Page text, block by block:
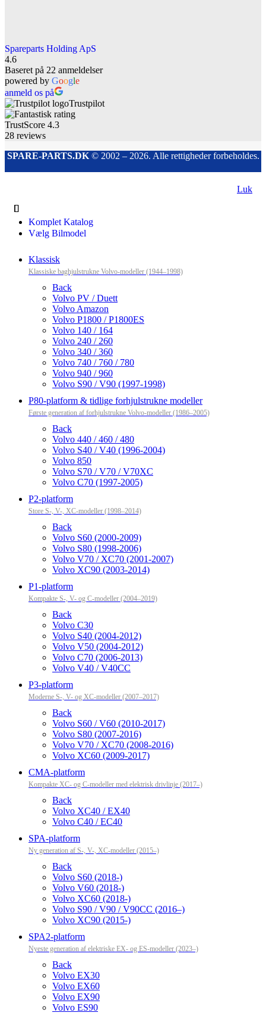
Spareparts Holding ApS
4.6
Baseret på 22 anmeldelser
powered by Google
anmeld os på
Trustpilot
TrustScore 4.3
28 reviews
SPARE-PARTS.DK© 2002 – 2026. Alle rettigheder forbeholdes.
Luk
Komplet Katalog
Vælg Bilmodel
Klassisk
Klassiske baghjulstrukne Volvo-modeller (1944–1998)
Back
Volvo PV / Duett
Volvo Amazon
Volvo P1800 / P1800ES
Volvo 140 / 164
Volvo 240 / 260
Volvo 340 / 360
Volvo 740 / 760 / 780
Volvo 940 / 960
Volvo S90 / V90 (1997-1998)
P80-platform & tidlige forhjulstrukne modeller
Første generation af forhjulstrukne Volvo-modeller (1986–2005)
Back
Volvo 440 / 460 / 480
Volvo S40 / V40 (1996-2004)
Volvo 850
Volvo S70 / V70 / V70XC
Volvo C70 (1997-2005)
P2-platform
Store S-, V-, XC-modeller (1998–2014)
Back
Volvo S60 (2000-2009)
Volvo S80 (1998-2006)
Volvo V70 / XC70 (2001-2007)
Volvo XC90 (2003-2014)
P1-platform
Kompakte S-, V- og C-modeller (2004–2019)
Back
Volvo C30
Volvo S40 (2004-2012)
Volvo V50 (2004-2012)
Volvo C70 (2006-2013)
Volvo V40 / V40CC
P3-platform
Moderne S-, V- og XC-modeller (2007–2017)
Back
Volvo S60 / V60 (2010-2017)
Volvo S80 (2007-2016)
Volvo V70 / XC70 (2008-2016)
Volvo XC60 (2009-2017)
CMA-platform
Kompakte XC- og C-modeller med elektrisk drivlinje (2017–)
Back
Volvo XC40 / EX40
Volvo C40 / EC40
SPA-platform
Ny generation af S-, V-, XC-modeller (2015–)
Back
Volvo S60 (2018-)
Volvo V60 (2018-)
Volvo XC60 (2018-)
Volvo S90 / V90 / V90CC (2016–)
Volvo XC90 (2015-)
SPA2-platform
Nyeste generation af elektriske EX- og ES-modeller (2023–)
Back
Volvo EX30
Volvo EX60
Volvo EX90
Volvo ES90